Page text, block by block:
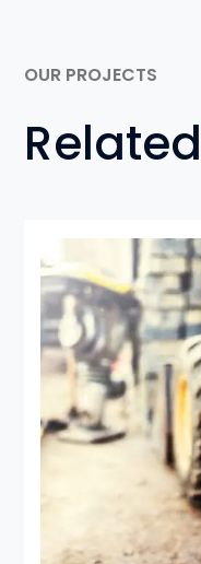
OUR PROJECTS